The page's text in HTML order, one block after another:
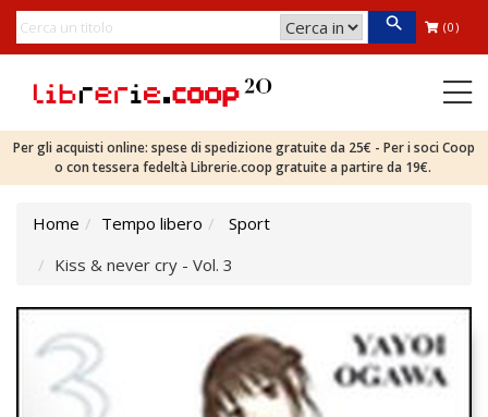
(0)
Per gli acquisti online: spese di spedizione gratuite da 25€ - Per i soci Coop
o con tessera fedeltà Librerie.coop gratuite a partire da 19€.
Home Tempo libero
Sport
Kiss & never cry - Vol. 3